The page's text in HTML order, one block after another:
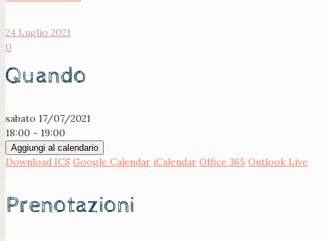
24 Luglio 2021
0
Quando
sabato 17/07/2021
18:00 - 19:00
Aggiungi al calendario
Download ICS Google Calendar iCalendar Office 365 Outlook Live
Prenotazioni